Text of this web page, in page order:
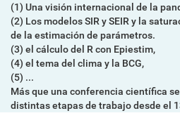
(1) Una visión internacional de la
(2) Los modelos SIR y SEIR y la
de la estimación de parámetros.
(3) el cálculo del R con Epiestim,
(4) el tema del clima y la BCG,
(5) ...
Más que una conferencia científica
distintas etapas de trabajo desde el